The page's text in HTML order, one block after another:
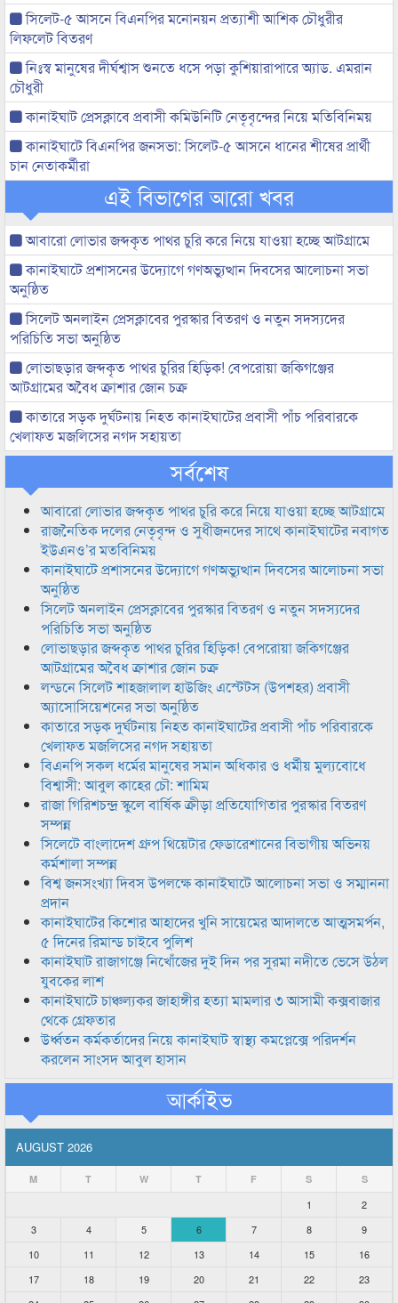
সিলেট-৫ আসনে বিএনপির মনোনয়ন প্রত্যাশী আশিক চৌধুরীর
লিফলেট বিতরণ
নিঃস্ব মানুষের দীর্ঘশ্বাস শুনতে ধসে পড়া কুশিয়ারাপারে অ্যাড. এমরান
চৌধুরী
কানাইঘাট প্রেসক্লাবে প্রবাসী কমিউনিটি নেতৃবৃন্দের নিয়ে মতিবিনিময়
কানাইঘাটে বিএনপির জনসভা: সিলেট-৫ আসনে ধানের শীষের প্রার্থী
চান নেতাকর্মীরা
এই বিভাগের আরো খবর
আবারো লোভার জব্দকৃত পাথর চুরি করে নিয়ে যাওয়া হচ্ছে আটগ্রামে
কানাইঘাটে প্রশাসনের উদ্যোগে গণঅভ্যুত্থান দিবসের আলোচনা সভা
অনুষ্ঠিত
সিলেট অনলাইন প্রেসক্লাবের পুরস্কার বিতরণ ও নতুন সদস্যদের
পরিচিতি সভা অনুষ্ঠিত
লোভাছড়ার জব্দকৃত পাথর চুরির হিড়িক! বেপরোয়া জকিগঞ্জের
আটগ্রামের অবৈধ ক্রাশার জোন চক্র
কাতারে সড়ক দুর্ঘটনায় নিহত কানাইঘাটের প্রবাসী পাঁচ পরিবারকে
খেলাফত মজলিসের নগদ সহায়তা
সর্বশেষ
আবারো লোভার জব্দকৃত পাথর চুরি করে নিয়ে যাওয়া হচ্ছে আটগ্রামে
রাজনৈতিক দলের নেতৃবৃন্দ ও সুধীজনদের সাথে কানাইঘাটের নবাগত
ইউএনও’র মতবিনিময়
কানাইঘাটে প্রশাসনের উদ্যোগে গণঅভ্যুত্থান দিবসের আলোচনা সভা
অনুষ্ঠিত
সিলেট অনলাইন প্রেসক্লাবের পুরস্কার বিতরণ ও নতুন সদস্যদের
পরিচিতি সভা অনুষ্ঠিত
লোভাছড়ার জব্দকৃত পাথর চুরির হিড়িক! বেপরোয়া জকিগঞ্জের
আটগ্রামের অবৈধ ক্রাশার জোন চক্র
লন্ডনে সিলেট শাহজালাল হাউজিং এস্টেটস (উপশহর) প্রবাসী
অ্যাসোসিয়েশনের সভা অনুষ্ঠিত
কাতারে সড়ক দুর্ঘটনায় নিহত কানাইঘাটের প্রবাসী পাঁচ পরিবারকে
খেলাফত মজলিসের নগদ সহায়তা
বিএনপি সকল ধর্মের মানুষের সমান অধিকার ও ধর্মীয় মুল্যবোধে
বিশ্বাসী: আবুল কাহের চৌ: শামিম
রাজা গিরিশচন্দ্র স্কুলে বার্ষিক ক্রীড়া প্রতিযোগিতার পুরস্কার বিতরণ
সম্পন্ন
সিলেটে বাংলাদেশ গ্রুপ থিয়েটার ফেডারেশানের বিভাগীয় অভিনয়
কর্মশালা সম্পন্ন
বিশ্ব জনসংখ্যা দিবস উপলক্ষে কানাইঘাটে আলোচনা সভা ও সম্মাননা
প্রদান
কানাইঘাটের কিশোর আহাদের খুনি সায়েমের আদালতে আত্মসমর্পন,
৫ দিনের রিমান্ড চাইবে পুলিশ
কানাইঘাট রাজাগঞ্জে নিখোঁজের দুই দিন পর সুরমা নদীতে ভেসে উঠল
যুবকের লাশ
কানাইঘাটে চাঞ্চল্যকর জাহাঙ্গীর হত্যা মামলার ৩ আসামী কক্সবাজার
থেকে গ্রেফতার
উর্ধ্বতন কর্মকর্তাদের নিয়ে কানাইঘাট স্বাস্থ্য কমপ্লেক্সে পরিদর্শন
করলেন সাংসদ আবুল হাসান
আর্কাইভ
AUGUST 2026
M T W T F S S
1
2
3
4 5 6 7 8
9
10
11 12 13 14 15
16
17
18 19 20 21 22
23